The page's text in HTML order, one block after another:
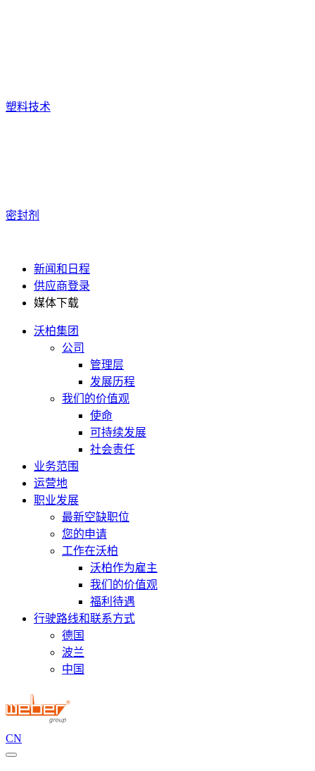
塑料技术
密封剂
新闻和日程
供应商登录
媒体下载
沃柏集团
公司
管理层
发展历程
我们的价值观
使命
可持续发展
社会责任
业务范围
运营地
职业发展
最新空缺职位
您的申请
工作在沃柏
沃柏作为雇主
我们的价值观
福利待遇
行驶路线和联系方式
德国
波兰
中国
CN